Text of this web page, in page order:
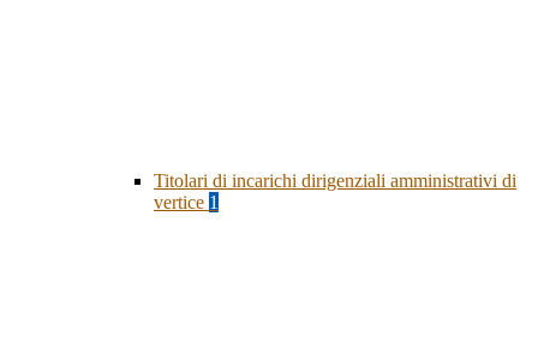
Titolari di incarichi dirigenziali amministrativi di
vertice 1